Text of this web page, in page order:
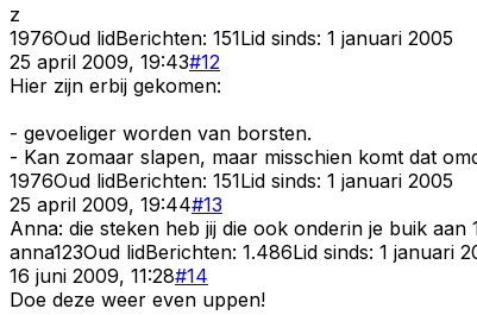
z
1976Oud lidBerichten: 151Lid sinds: 1 januari 2005
25 april 2009, 19:43#12
Hier zijn erbij gekomen:
- gevoeliger worden van borsten.
- Kan zomaar slapen, maar misschien komt dat
1976Oud lidBerichten: 151Lid sinds: 1 januari 2005
25 april 2009, 19:44#13
Anna: die steken heb jij die ook onderin je buik aan
anna123Oud lidBerichten: 1.486Lid sinds: 1 januari
16 juni 2009, 11:28#14
Doe deze weer even uppen!